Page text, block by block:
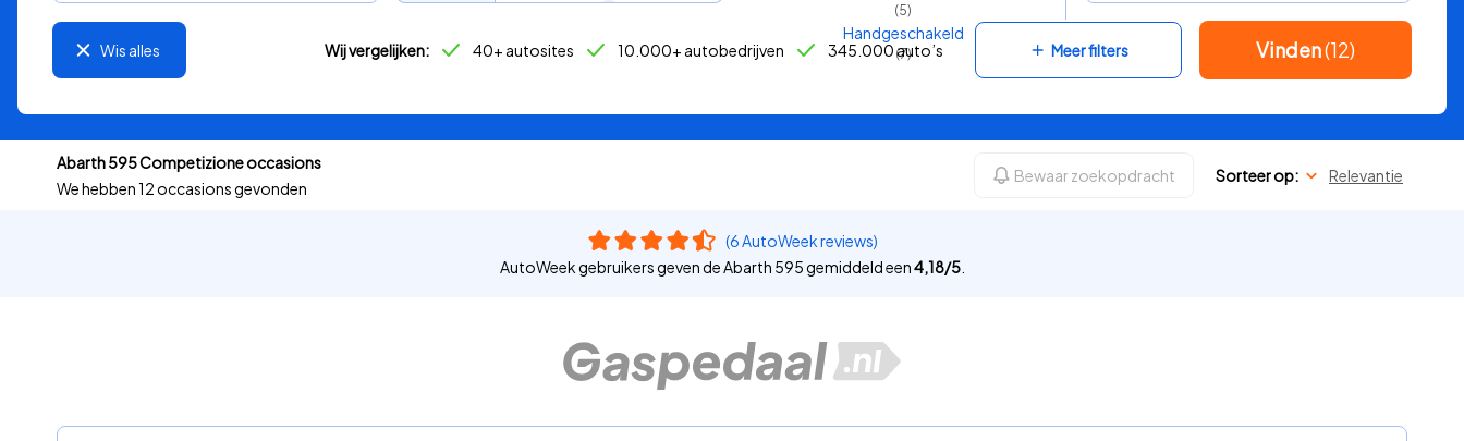
(5)
Handgeschakeld
(7) Meer filters
Wis alles Vinden(12)
Wij vergelijken: 40+ autosites 10.000+ autobedrijven 345.000 auto’s
Abarth 595 Competizione occasions
We hebben12 occasions gevonden
Bewaar zoekopdracht Sorteer op: Relevantie
(6 AutoWeek reviews)
AutoWeek gebruikers geven de Abarth 595 gemiddeld een4,18/5.